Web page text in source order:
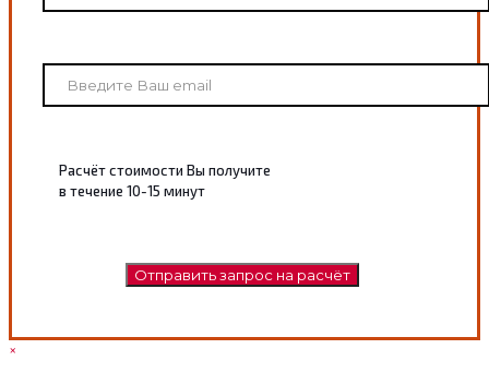
Расчёт стоимости Вы получите
в течение 10-15 минут
×